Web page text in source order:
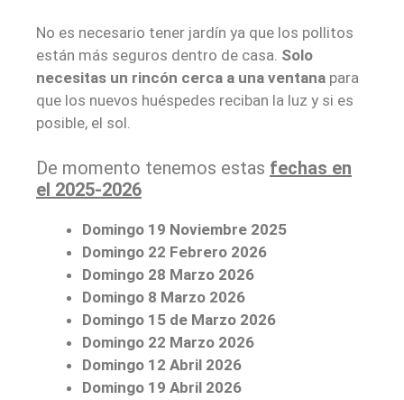
No es necesario tener jardín ya que los pollitos
están más seguros dentro de casa. Solo
necesitas un rincón cerca a una ventana para
que los nuevos huéspedes reciban la luz y si es
posible, el sol.
De momento tenemos estas fechas en
el 2025-2026
Domingo 19 Noviembre 2025
Domingo 22 Febrero 2026
Domingo 28 Marzo 2026
Domingo 8 Marzo 2026
Domingo 15 de Marzo 2026
Domingo 22 Marzo 2026
Domingo 12 Abril 2026
Domingo 19 Abril 2026